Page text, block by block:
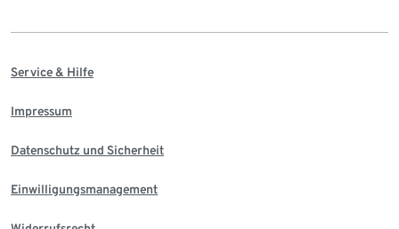
Service & Hilfe
Impressum
Datenschutz und Sicherheit
Einwilligungsmanagement